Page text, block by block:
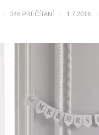
346 PREČÍTANÍ 1.7.2016